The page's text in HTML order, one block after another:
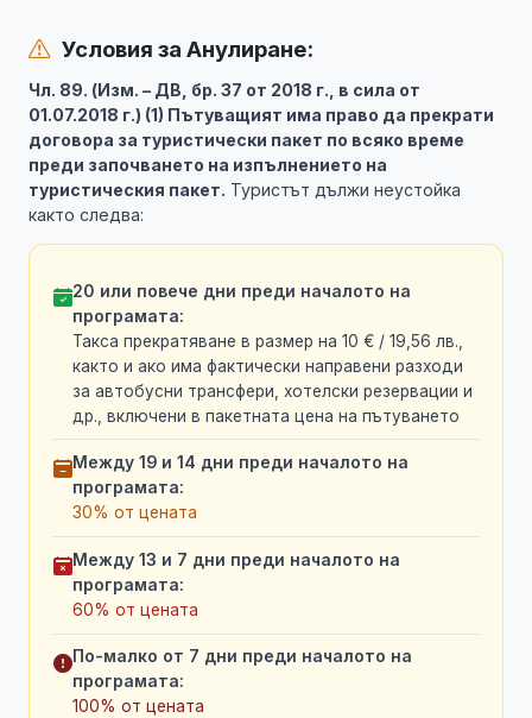
Условия за Анулиране:
Чл. 89. (Изм. – ДВ, бр. 37 от 2018 г., в сила от
01.07.2018 г.) (1) Пътуващият има право да прекрати
договора за туристически пакет по всяко време
преди започването на изпълнението на
туристическия пакет. Туристът дължи неустойка
както следва:
20 или повече дни преди началото на
програмата:
Такса прекратяване в размер на 10 € / 19,56 лв.,
както и ако има фактически направени разходи
за автобусни трансфери, хотелски резервации и
др., включени в пакетната цена на пътуването
Между 19 и 14 дни преди началото на
програмата:
30% от цената
Между 13 и 7 дни преди началото на
програмата:
60% от цената
По-малко от 7 дни преди началото на
програмата:
100% от цената